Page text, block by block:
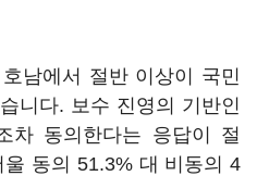
남에서 절반 이상이 국민
니다. 보수 진영의 기반인
차 동의한다는 응답이 절
동의 51.3% 대 비동의 4